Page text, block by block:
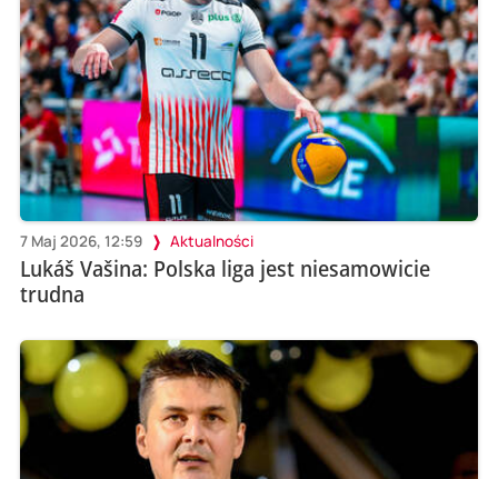
7 Maj 2026, 12:59 Aktualności
Lukáš Vašina: Polska liga jest niesamowicie
trudna